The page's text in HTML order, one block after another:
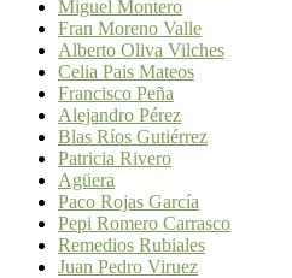
Miguel Montero
Fran Moreno Valle
Alberto Oliva Vilches
Celia Pais Mateos
Francisco Peña
Alejandro Pérez
Blas Ríos Gutiérrez
Patricia Rivero
Agüera
Paco Rojas García
Pepi Romero Carrasco
Remedios Rubiales
Juan Pedro Viruez